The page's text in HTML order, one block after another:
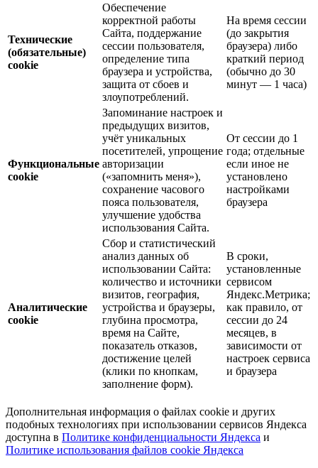
Технические
(обязательные)
cookie
Обеспечение
корректной работы
Сайта, поддержание
сессии пользователя,
определение типа
браузера и устройства,
защита от сбоев и
злоупотреблений.
На время сессии
(до закрытия
браузера) либо
краткий период
(обычно до 30
минут — 1 часа)
Функциональные
cookie
Запоминание настроек и
предыдущих визитов,
учёт уникальных
посетителей, упрощение
авторизации
(«запомнить меня»),
сохранение часового
пояса пользователя,
улучшение удобства
использования Сайта.
От сессии до 1
года; отдельные
если иное не
установлено
настройками
браузера
Аналитические
cookie
Сбор и статистический
анализ данных об
использовании Сайта:
количество и источники
визитов, география,
устройства и браузеры,
глубина просмотра,
время на Сайте,
показатель отказов,
достижение целей
(клики по кнопкам,
заполнение форм).
В сроки,
установленные
сервисом
Яндекс.Метрика;
как правило, от
сессии до 24
месяцев, в
зависимости от
настроек сервиса
и браузера
Дополнительная информация о файлах cookie и других
подобных технологиях при использовании сервисов Яндекса
доступна в Политике конфиденциальности Яндекса и
Политике использования файлов cookie Яндекса